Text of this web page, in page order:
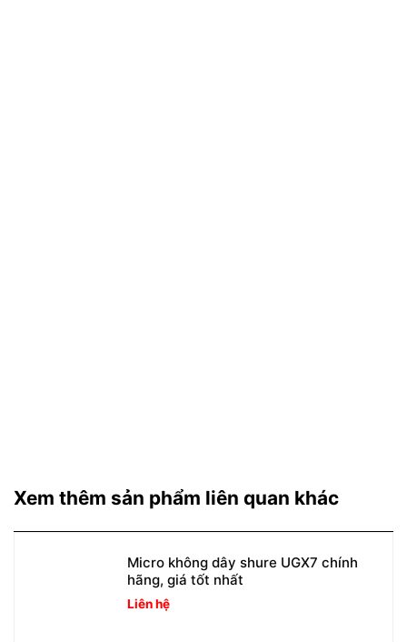
Xem thêm sản phẩm liên quan khác
Micro không dây shure UGX7 chính
hãng, giá tốt nhất
Liên hệ